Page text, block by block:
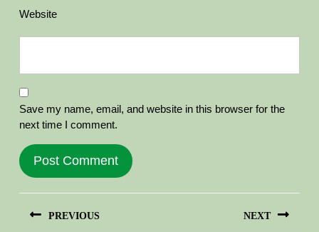
Website
Save my name, email, and website in this browser for the
next time I comment.
Post
navigation
PREVIOUS NEXT